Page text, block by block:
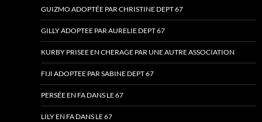
GUIZMO ADOPTÉE PAR CHRISTINE DEPT 67
GILLY ADOPTEE PAR AURELIE DEPT 67
KURBY PRISEE EN CHERAGE PAR UNE AUTRE ASSOCIATION
FIJI ADOPTEE PAR SABINE DEPT 67
PERSÉE EN FA DANS LE 67
LILY EN FA DANS LE 67